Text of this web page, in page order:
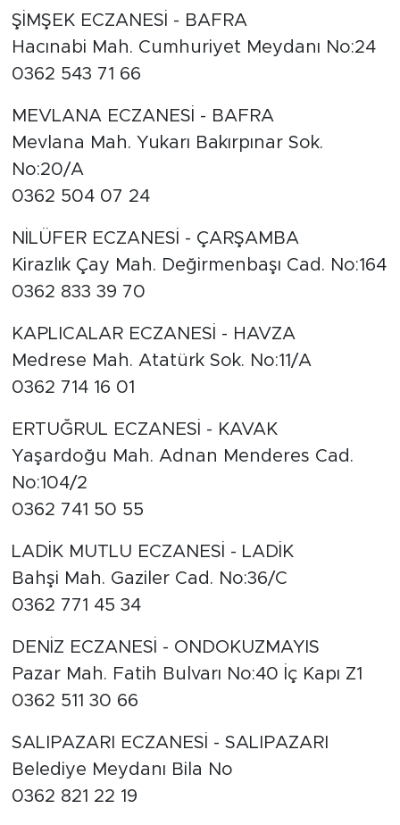
ŞİMŞEK ECZANESİ - BAFRA
Hacınabi Mah. Cumhuriyet Meydanı No:24
0362 543 71 66
MEVLANA ECZANESİ - BAFRA
Mevlana Mah. Yukarı Bakırpınar Sok.
No:20/A
0362 504 07 24
NİLÜFER ECZANESİ - ÇARŞAMBA
Kirazlık Çay Mah. Değirmenbaşı Cad. No:164
0362 833 39 70
KAPLICALAR ECZANESİ - HAVZA
Medrese Mah. Atatürk Sok. No:11/A
0362 714 16 01
ERTUĞRUL ECZANESİ - KAVAK
Yaşardoğu Mah. Adnan Menderes Cad.
No:104/2
0362 741 50 55
LADİK MUTLU ECZANESİ - LADİK
Bahşi Mah. Gaziler Cad. No:36/C
0362 771 45 34
DENİZ ECZANESİ - ONDOKUZMAYIS
Pazar Mah. Fatih Bulvarı No:40 İç Kapı Z1
0362 511 30 66
SALIPAZARI ECZANESİ - SALIPAZARI
Belediye Meydanı Bila No
0362 821 22 19